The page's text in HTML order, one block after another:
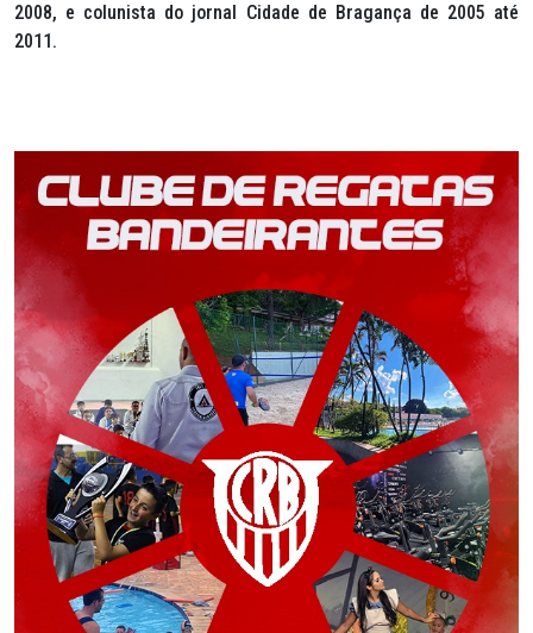
2008, e colunista do jornal Cidade de Bragança de 2005 até
2011.